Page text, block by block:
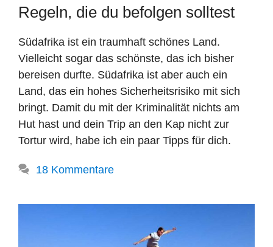
Regeln, die du befolgen solltest
Südafrika ist ein traumhaft schönes Land.
Vielleicht sogar das schönste, das ich bisher
bereisen durfte. Südafrika ist aber auch ein
Land, das ein hohes Sicherheitsrisiko mit sich
bringt. Damit du mit der Kriminalität nichts am
Hut hast und dein Trip an den Kap nicht zur
Tortur wird, habe ich ein paar Tipps für dich.
18 Kommentare